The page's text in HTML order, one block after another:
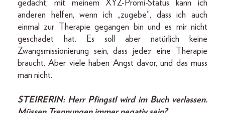
gedacht, mit meinem XYZ-Promi-Status kann ich
anderen helfen, wenn ich „zugebe“, dass ich auch
einmal zur Therapie gegangen bin und es mir nicht
geschadet hat. Es soll aber natürlich keine
Zwangsmissionierung sein, dass jede:r eine Therapie
braucht. Aber viele haben Angst davor, und das muss
man nicht.
STEIRERIN: Herr Pfingstl wird im Buch verlassen.